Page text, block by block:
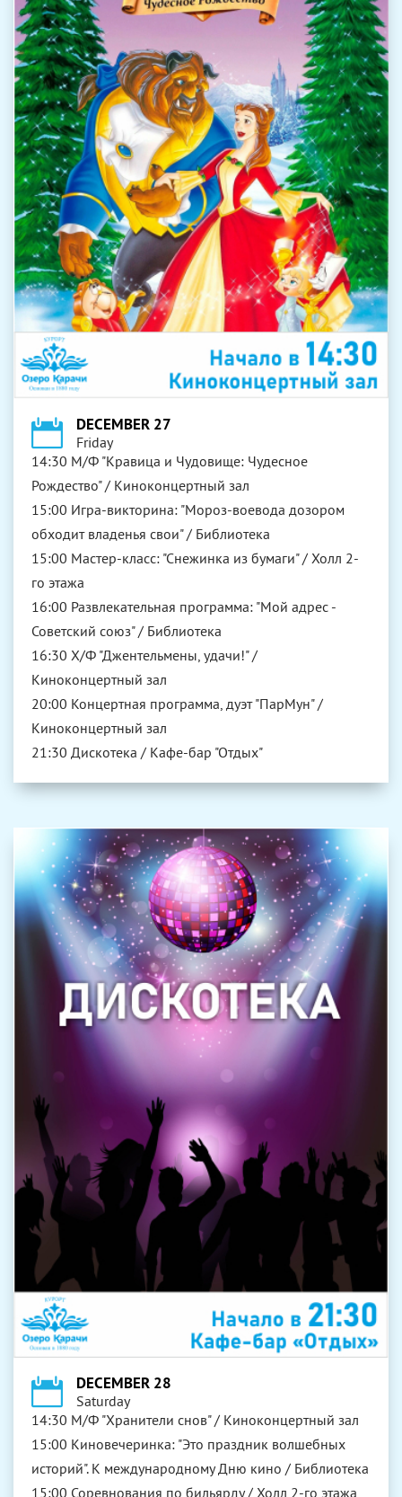
DECEMBER 27
Friday
14:30 М/Ф "Кравица и Чудовище: Чудесное
Рождество" / Киноконцертный зал
15:00 Игра-викторина: "Мороз-воевода дозором
обходит владенья свои" / Библиотека
15:00 Мастер-класс: "Снежинка из бумаги" / Холл 2-
го этажа
16:00 Развлекательная программа: "Мой адрес -
Советский союз" / Библиотека
16:30 Х/Ф "Джентельмены, удачи!" /
Киноконцертный зал
20:00 Концертная программа, дуэт "ПарМун" /
Киноконцертный зал
21:30 Дискотека / Кафе-бар "Отдых"
DECEMBER 28
Saturday
14:30 М/Ф "Хранители снов" / Киноконцертный зал
15:00 Киновечеринка: "Это праздник волшебных
историй". К международному Дню кино / Библиотека
15:00 Соревнования по бильярду / Холл 2-го этажа